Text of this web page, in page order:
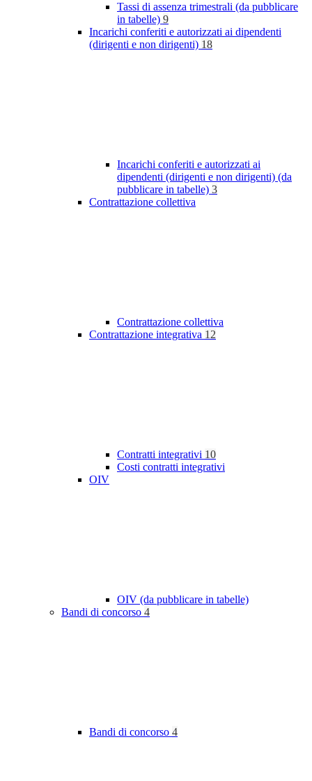
Tassi di assenza trimestrali (da pubblicare
in tabelle) 9
Incarichi conferiti e autorizzati ai dipendenti
(dirigenti e non dirigenti) 18
Incarichi conferiti e autorizzati ai
dipendenti (dirigenti e non dirigenti) (da
pubblicare in tabelle) 3
Contrattazione collettiva
Contrattazione collettiva
Contrattazione integrativa 12
Contratti integrativi 10
Costi contratti integrativi
OIV
OIV (da pubblicare in tabelle)
Bandi di concorso 4
Bandi di concorso 4